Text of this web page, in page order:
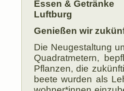
Essen & Getränke
Luftburg
Genießen wir
Die Neugestaltung
Quadrat­metern,
Pflan­zen, die
beete wur­den als